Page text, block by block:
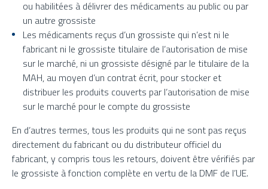
ou habilitées à délivrer des médicaments au public ou par
un autre grossiste
Les médicaments reçus d’un grossiste qui n’est ni le
fabricant ni le grossiste titulaire de l’autorisation de mise
sur le marché, ni un grossiste désigné par le titulaire de la
MAH, au moyen d’un contrat écrit, pour stocker et
distribuer les produits couverts par l’autorisation de mise
sur le marché pour le compte du grossiste
En d’autres termes, tous les produits qui ne sont pas reçus
directement du fabricant ou du distributeur officiel du
fabricant, y compris tous les retours, doivent être vérifiés par
le grossiste à fonction complète en vertu de la DMF de l’UE.